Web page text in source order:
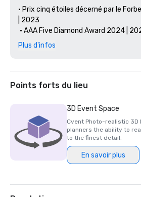
• Prix cinq étoiles décerné par le
| 2023
• AAA Five Diamond Award 2024 |
2020 | 2019 | 2018 (chaque année
• US News & World Report 2022 Le
aux îles Caïmans, #9 Meilleur
région internationale, bronze :
développement durable, catégorie
• Stella Awards 2021 - Médaille d'or :
développement durable, région
territoires américains, meilleure
internationale et territoires
Plus d'infos
Points forts du lieu
3D Event Space
Cvent Photo-realistic 3D
planners the ability to
to the finest detail.
En savoir plus